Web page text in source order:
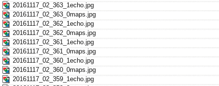
20161117_02_363_1echo.jpg
20161117_02_363_0maps.jpg
20161117_02_362_1echo.jpg
20161117_02_362_0maps.jpg
20161117_02_361_1echo.jpg
20161117_02_361_0maps.jpg
20161117_02_360_1echo.jpg
20161117_02_360_0maps.jpg
20161117_02_359_1echo.jpg